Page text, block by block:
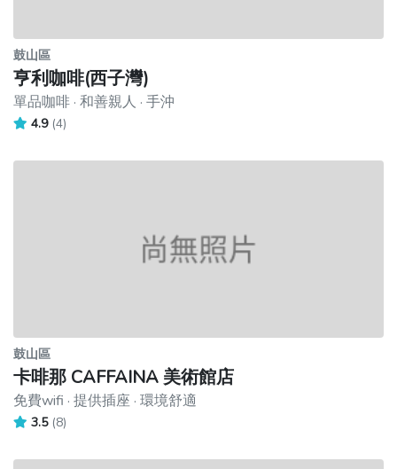
鼓山區
亨利咖啡(西子灣)
單品咖啡 · 和善親人 · 手沖
4.9 (4)
鼓山區
卡啡那 CAFFAINA 美術館店
免費wifi · 提供插座 · 環境舒適
3.5 (8)